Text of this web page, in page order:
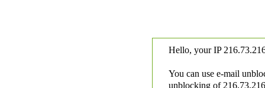
Hello, your IP
You can use e-mail
unblocking of